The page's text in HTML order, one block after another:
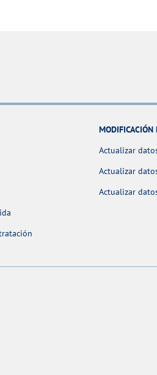
MODIFICACIÓN
Actualizar
Actualizar
Actualizar